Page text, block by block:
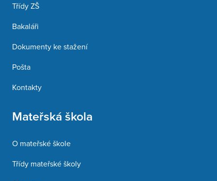
Třídy ZŠ
Bakaláři
Dokumenty ke stažení
Pošta
Kontakty
Mateřská škola
O mateřské škole
Třídy mateřské školy